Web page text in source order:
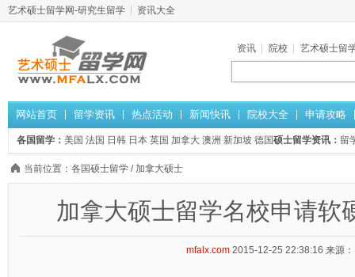
艺术硕士留学网-研究生留学 资讯大全
资讯 院校 艺术硕士留
网站首页 留学资讯 热点活动 新闻快讯 院校大全 申请攻略
各国留学： 美国 法国 日韩 日本 英国 加拿大 澳洲 新加坡 德国硕士留学资讯： 留
当前位置： 各国硕士留学 / 加拿大硕士
加拿大硕士留学名校申请软
mfalx.com 2015-12-25 22:38:16 来源：